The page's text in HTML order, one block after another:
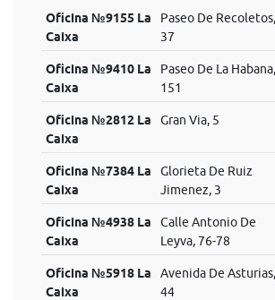
Oficina №9155 La
Caixa
Paseo De Recoletos,
37
Oficina №9410 La
Caixa
Paseo De La Habana,
151
Oficina №2812 La
Caixa
Gran Via, 5
Oficina №7384 La
Caixa
Glorieta De Ruiz
Jimenez, 3
Oficina №4938 La
Caixa
Calle Antonio De
Leyva, 76-78
Oficina №5918 La
Caixa
Avenida De Asturias,
44